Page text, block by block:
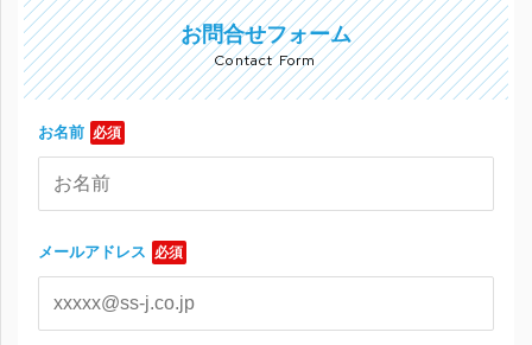
お問合せフォーム
Contact Form
お名前 必須
メールアドレス 必須